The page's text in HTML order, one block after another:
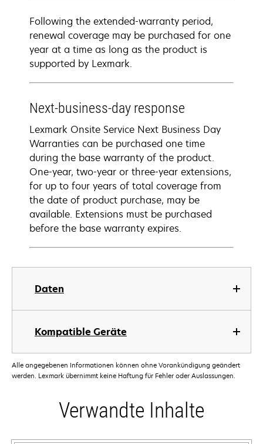
Daten
Kompatible Geräte
Following the extended-warranty period,
renewal coverage may be purchased for one
year at a time as long as the product is
supported by Lexmark.
Next-business-day response
Lexmark Onsite Service Next Business Day
Warranties can be purchased one time
during the base warranty of the product.
One-year, two-year or three-year extensions,
for up to four years of total coverage from
the date of product purchase, may be
available. Extensions must be purchased
before the base warranty expires.
Alle angegebenen Informationen können ohne Vorankündigung geändert
werden. Lexmark übernimmt keine Haftung für Fehler oder Auslassungen.
Verwandte Inhalte